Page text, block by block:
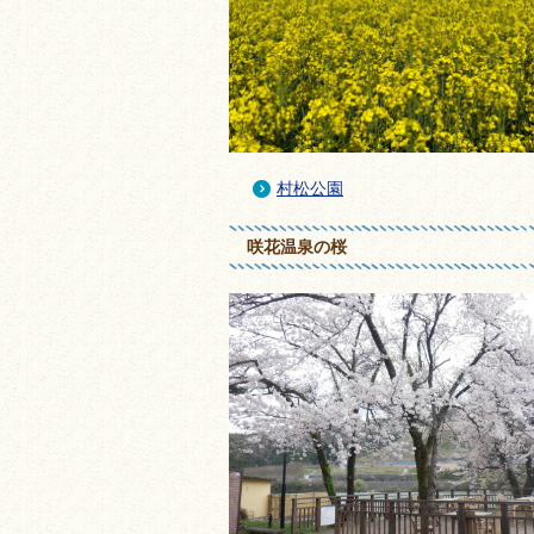
村松公園
咲花温泉の桜